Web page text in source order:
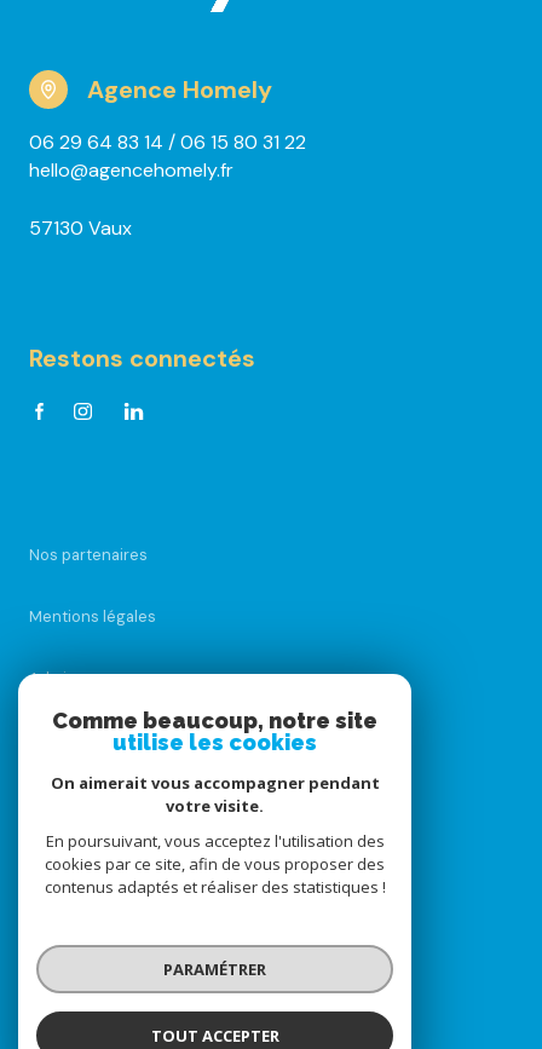
Agence Homely
06 29 64 83 14 / 06 15 80 31 22
hello@agencehomely.fr
57130 Vaux
Restons connectés
Nos partenaires
Mentions légales
Admin
Nos honoraires
Cookies
© 2026 | Tous droits réservés
Réalisé par
Comme beaucoup, notre site
utilise les cookies
On aimerait vous accompagner pendant
votre visite.
En poursuivant, vous acceptez l'utilisation des
cookies par ce site, afin de vous proposer des
contenus adaptés et réaliser des statistiques !
PARAMÉTRER
TOUT ACCEPTER